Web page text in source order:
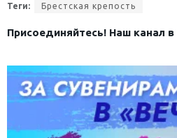
Теги: Брестская крепость
Присоединяйтесь! Наш канал в